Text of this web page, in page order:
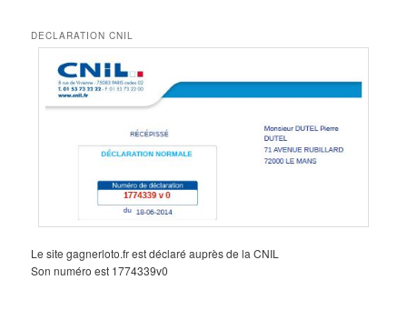
DECLARATION CNIL
Le site gagnerloto.fr est déclaré auprès de la CNIL
Son numéro est 1774339v0